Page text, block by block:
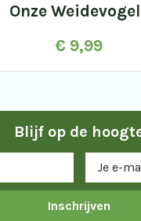
Onze
€ 9,99
Blijf op de
Inschrijven